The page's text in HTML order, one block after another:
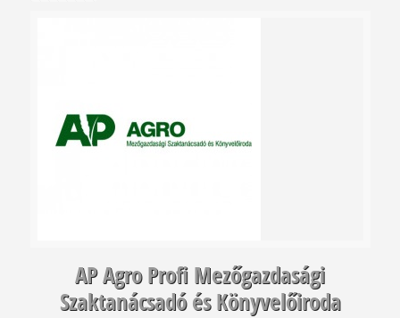
AP Agro Profi Mezőgazdasági
Szaktanácsadó és Könyvelőiroda